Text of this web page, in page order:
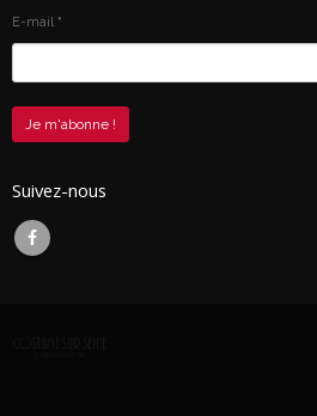
E-mail *
Suivez-nous